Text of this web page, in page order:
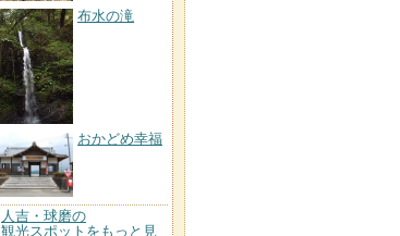
布水の滝
おかどめ幸福
人吉・球磨の
観光スポットをもっと見